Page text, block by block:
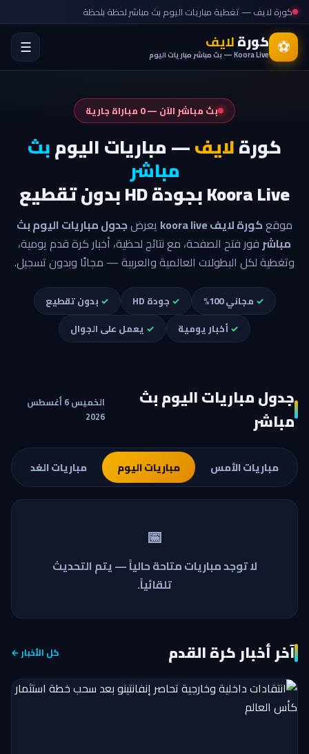
كورة لايف — تغطية مباريات اليوم بث مباشر لحظة بلحظة
⚽ كورةلايف
Koora Live — بث مباشر مباريات اليوم ☰
بث مباشر الآن — 0 مباراة جارية
كورةلايف— مباريات اليومبث
مباشر
Koora Live بجودة HD بدون تقطيع
موقعكورة لايف koora live يعرضجدول مباريات اليوم بث
مباشرفور فتح الصفحة، مع نتائج لحظية، أخبار كرة قدم يومية،
وتغطية لكل البطولات العالمية والعربية — مجانًا وبدون تسجيل.
✓ مجاني 100% ✓ جودة HD ✓ بدون تقطيع
✓ أخبار يومية ✓ يعمل على الجوال
جدول مباريات اليوم بث
مباشر
الخميس 6 أغسطس
2026
مباريات الأمس مباريات اليوم مباريات الغد
📅
لا توجد مباريات متاحة حالياً — يتم التحديث
تلقائياً.
آخر أخبار كرة القدم كل الأخبار ←